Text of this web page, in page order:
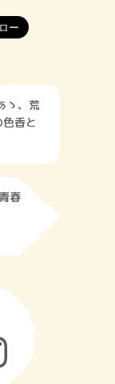
ゝ、荒
香と
春